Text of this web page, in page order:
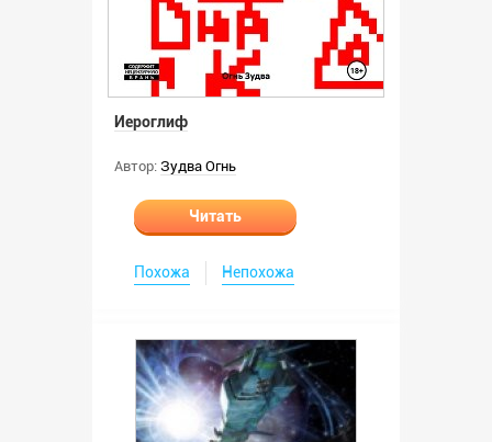
Иероглиф
Автор: Зудва Огнь
Читать
Похожа Непохожа